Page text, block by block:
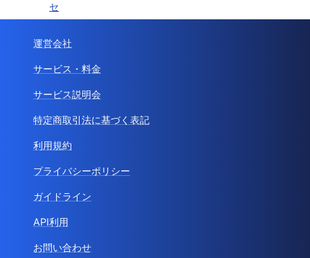
セ
運営会社
サービス・料金
サービス説明会
特定商取引法に基づく表記
利用規約
プライバシーポリシー
ガイドライン
API利用
お問い合わせ